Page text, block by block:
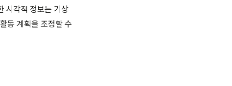
시각적 정보는 기상
동 계획을 조정할 수